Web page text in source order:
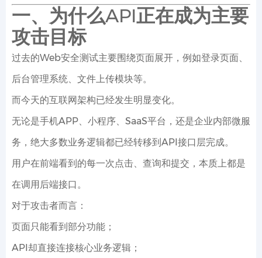
一、为什么API正在成为主要
攻击目标
过去的Web安全测试主要围绕页面展开，例如登录页面、
后台管理系统、文件上传模块等。
而今天的互联网架构已经发生明显变化。
无论是手机APP、小程序、SaaS平台，还是企业内部微服
务，绝大多数业务逻辑都已经转移到API接口层完成。
用户在前端看到的每一次点击、查询和提交，本质上都是
在调用后端接口。
对于攻击者而言：
页面只能看到部分功能；
API却直接连接核心业务逻辑；